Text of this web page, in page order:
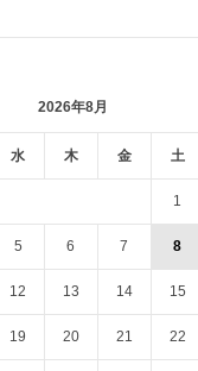
2026年8月
水 木 金 土
1
5 6 7 8
12 13 14 15
19 20 21 22